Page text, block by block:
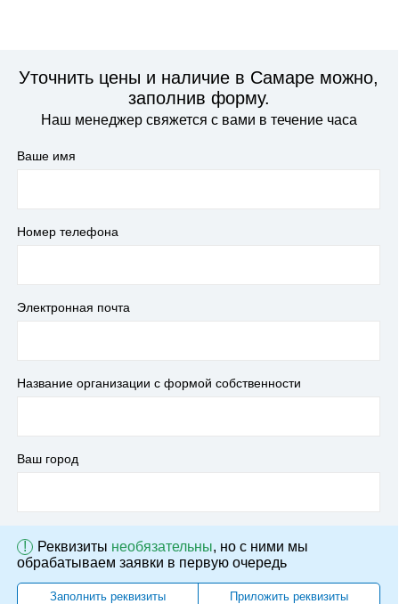
Уточнить цены и наличие в Самаре можно,
заполнив форму.
Наш менеджер свяжется с вами в течение часа
Ваше имя
Номер телефона
Электронная почта
Название организации с формой собственности
Ваш город
! Реквизиты необязательны, но с ними мы
обрабатываем заявки в первую очередь
Заполнить реквизиты Приложить реквизиты